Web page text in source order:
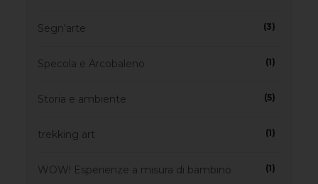
Segn'arte (3)
Specola e Arcobaleno (1)
Storia e ambiente (5)
trekking art (1)
WOW! Esperienze a misura di bambino (1)